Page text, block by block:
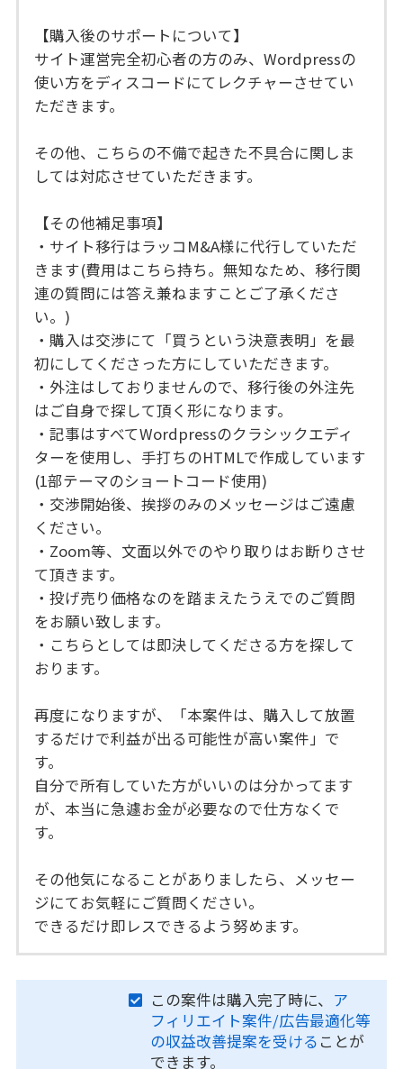
【購入後のサポートについて】
サイト運営完全初心者の方のみ、Wordpressの
使い方をディスコードにてレクチャーさせてい
ただきます。
その他、こちらの不備で起きた不具合に関しま
しては対応させていただきます。
【その他補足事項】
・サイト移行はラッコM&A様に代行していただ
きます(費用はこちら持ち。無知なため、移行関
連の質問には答え兼ねますことご了承くださ
い。)
・購入は交渉にて「買うという決意表明」を最
初にしてくださった方にしていただきます。
・外注はしておりませんので、移行後の外注先
はご自身で探して頂く形になります。
・記事はすべてWordpressのクラシックエディ
ターを使用し、手打ちのHTMLで作成しています
(1部テーマのショートコード使用)
・交渉開始後、挨拶のみのメッセージはご遠慮
ください。
・Zoom等、文面以外でのやり取りはお断りさせ
て頂きます。
・投げ売り価格なのを踏まえたうえでのご質問
をお願い致します。
・こちらとしては即決してくださる方を探して
おります。
再度になりますが、「本案件は、購入して放置
するだけで利益が出る可能性が高い案件」で
す。
自分で所有していた方がいいのは分かってます
が、本当に急遽お金が必要なので仕方なくで
す。
その他気になることがありましたら、メッセー
ジにてお気軽にご質問ください。
できるだけ即レスできるよう努めます。
この案件は購入完了時に、 ア
フィリエイト案件/広告最適化等
の収益改善提案を受ける ことが
できます。